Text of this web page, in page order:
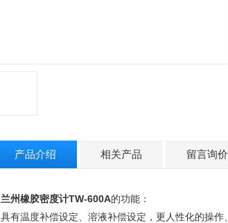
产品介绍 相关产品 留言询价
兰州橡胶密度计TW-600A的功能：
具有温度补偿设定、溶液补偿设定，更人性化的操作